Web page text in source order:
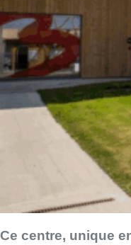
Ce centre, unique